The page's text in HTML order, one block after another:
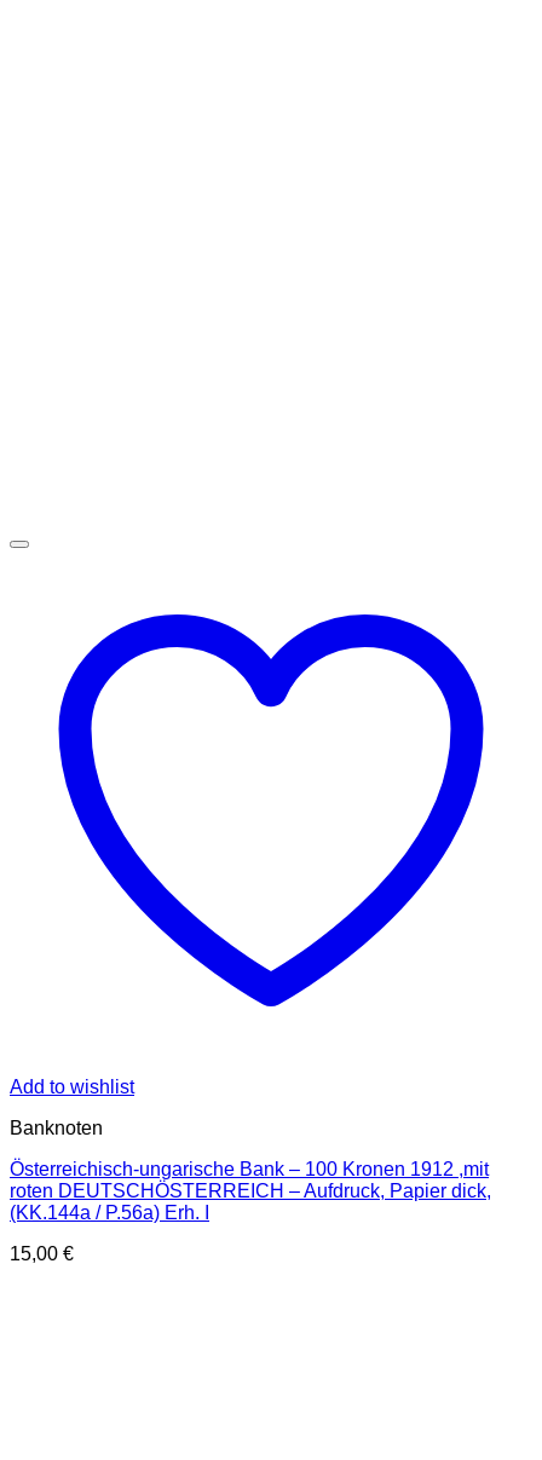
Add to wishlist
Banknoten
Österreichisch-ungarische Bank – 100 Kronen 1912 ,mit
roten DEUTSCHÖSTERREICH – Aufdruck, Papier dick,
(KK.144a / P.56a) Erh. I
15,00 €